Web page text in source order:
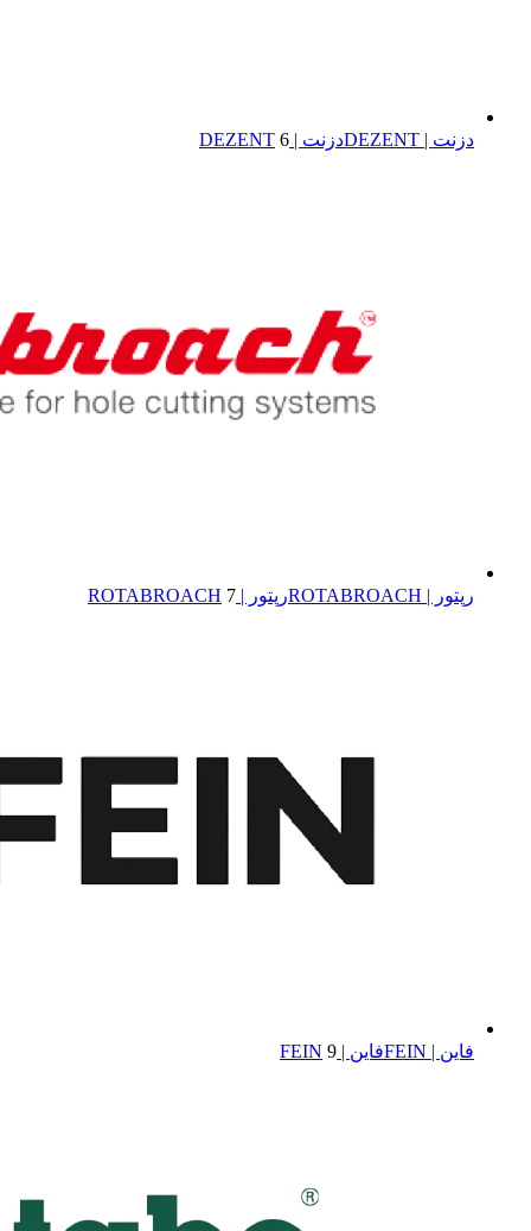
دزنت | DEZENT دزنت | DEZENT 6
رپتور | ROTABROACH رپتور | ROTABROACH 7
فاین | FEIN فاین | FEIN 9